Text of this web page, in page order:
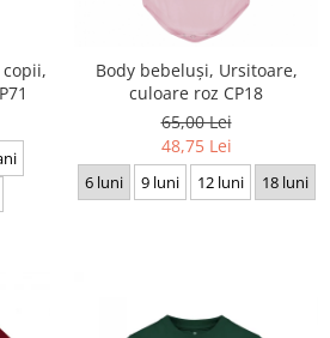
Body bebeluși, Ursitoare,
culoare roz CP18
65,00 Lei
48,75 Lei
6 luni 9 luni 12 luni 18 luni